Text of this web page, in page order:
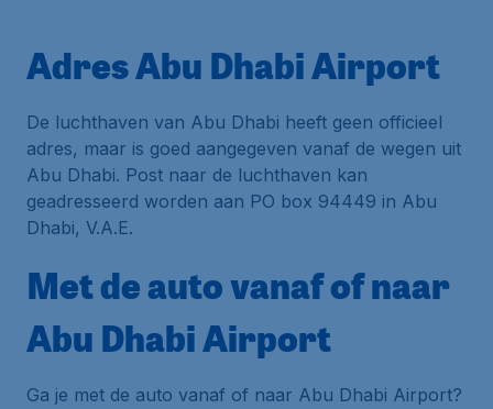
Adres Abu Dhabi Airport
De luchthaven van Abu Dhabi heeft geen officieel
adres, maar is goed aangegeven vanaf de wegen uit
Abu Dhabi. Post naar de luchthaven kan
geadresseerd worden aan PO box 94449 in Abu
Dhabi, V.A.E.
Met de auto vanaf of naar
Abu Dhabi Airport
Ga je met de auto vanaf of naar Abu Dhabi Airport?